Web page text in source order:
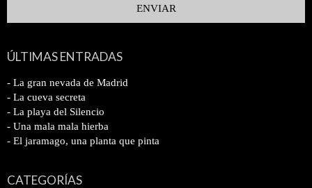
ÚLTIMAS ENTRADAS
- La gran nevada de Madrid
- La cueva secreta
- La playa del Silencio
- Una mala mala hierba
- El jaramago, una planta que pinta
CATEGORÍAS